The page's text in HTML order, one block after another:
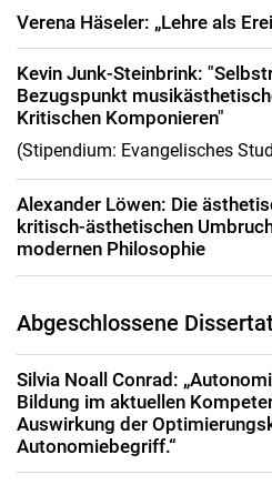
Verena Häseler: „Lehre als
Kevin Junk-Steinbrink:
Bezugspunkt
Kritischen Komponieren"
(Stipendium: Evangelisches
Alexander Löwen: Die
kritisch-ästhetischen
modernen Philosophie
Abgeschlossene
Silvia Noall Conrad:
Bildung im aktuellen
Auswirkung der
Autonomiebegriff.“